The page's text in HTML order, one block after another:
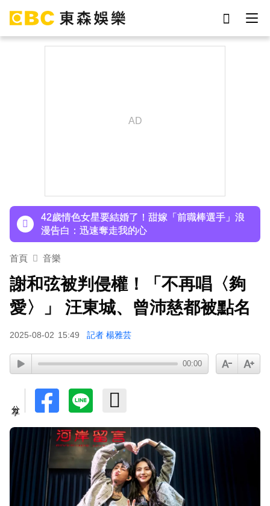
備賽狂操滿手繭
42歲情色女星要結婚了！甜嫁「前職棒選手」浪
漫告白：迅速奪走我的心
吳東諺結婚10年超寵妻！「主動帶娃」羨煞人妻
下載東森App，隨時掌握天下大小事！
備賽狂操滿手繭
首頁 音樂
謝和弦被判侵權！「不再唱〈夠
愛〉」 汪東城、曾沛慈都被點名
2025-08-02 15:49 記者 楊雅芸
00:00